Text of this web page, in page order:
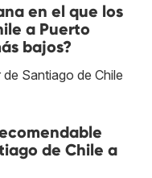
en el que los
a Puerto
bajos?
Santiago de Chile
de Chile a